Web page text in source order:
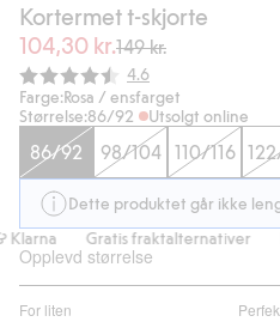
Kortermet t-skjorte
104,30 kr.149 kr.
4.6
Farge:Rosa / ensfarget
Størrelse:86/92 Utsolgt online
86/92 98/104 110/116
Dette produktet går ikke
Gratis fraktalternativer
Opplevd størrelse
For liten
av